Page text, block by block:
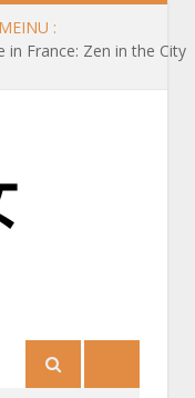
:
France: Zen in the City